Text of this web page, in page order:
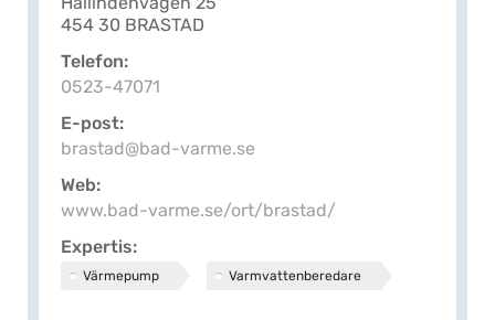
454 30 BRASTAD
Telefon
0523-47071
E-post
brastad@bad-varme.se
Web
www.bad-varme.se/ort/brastad/
Expertis
Värmepump Varmvattenberedare